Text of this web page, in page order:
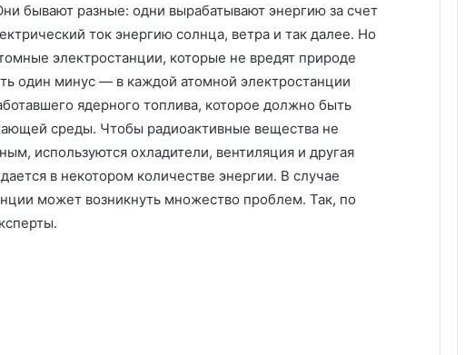
бывают разные: одни вырабатывают энергию за счет
ток энергию солнца, ветра и так далее. Но
электростанции, которые не вредят природе
один минус — в каждой атомной электростанции
ядерного топлива, которое должно быть
среды. Чтобы радиоактивные вещества не
используются охладители, вентиляция и другая
в некотором количестве энергии. В случае
может возникнуть множество проблем. Так, по